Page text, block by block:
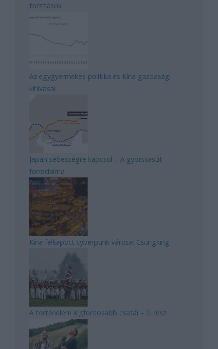
torzítások
Az egygyermekes politika és Kína gazdasági
kihívásai
Japán sebességre kapcsol – A gyorsvasút
forradalma
Kína felkapott cyberpunk városa: Csungking
A történelem legfontosabb csatái – 2. rész